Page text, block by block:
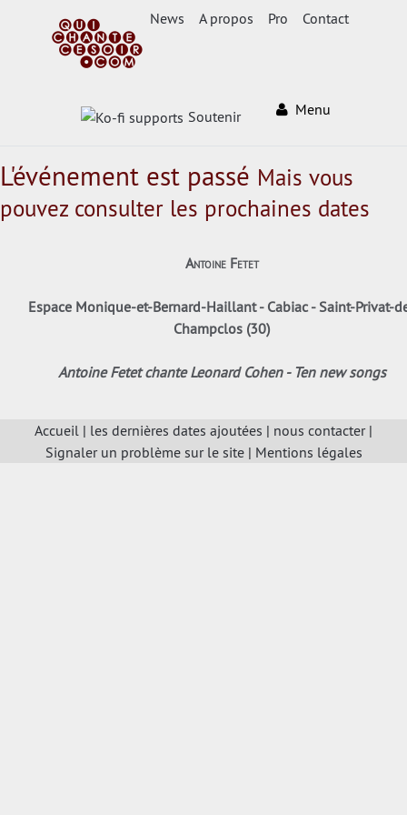
News A propos Pro Contact
Soutenir Menu
L'événement est passé Mais vous
pouvez consulter les prochaines dates
Antoine Fetet
Espace Monique-et-Bernard-Haillant - Cabiac - Saint-Privat-
Champclos (30)
Antoine Fetet chante Leonard Cohen - Ten new songs
Accueil | les dernières dates ajoutées | nous contacter|
Signaler un problème sur le site| Mentions légales